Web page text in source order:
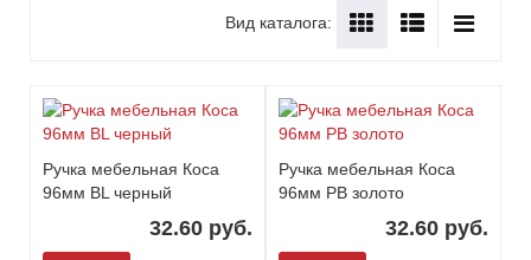
Вид каталога:
Ручка мебельная Коса
96мм BL черный
32.60 руб.
Ручка мебельная Коса
96мм PB золото
32.60 руб.